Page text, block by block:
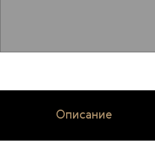
Описание